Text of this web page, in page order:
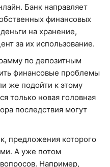
Банк направляет
финансовых
на хранение,
за их использование.
по депозитным
финансовые проблемы
же подойти к этому
только новая головная
последствия могут
предложения которого
А уже потом
Например,